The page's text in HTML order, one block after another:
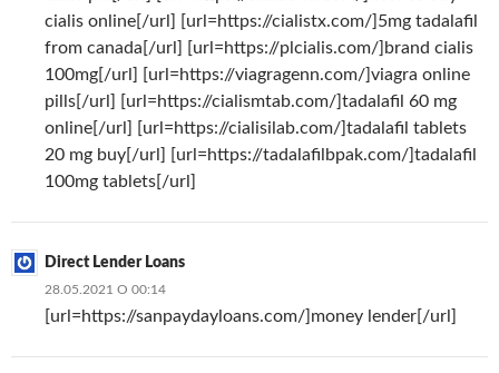
cialis online[/url] [url=https://cialistx.com/]5mg tadalafil
from canada[/url] [url=https://plcialis.com/]brand cialis
100mg[/url] [url=https://viagragenn.com/]viagra online
pills[/url] [url=https://cialismtab.com/]tadalafil 60 mg
online[/url] [url=https://cialisilab.com/]tadalafil tablets
20 mg buy[/url] [url=https://tadalafilbpak.com/]tadalafil
100mg tablets[/url]
Direct Lender Loans
28.05.2021 О 00:14
[url=https://sanpaydayloans.com/]money lender[/url]